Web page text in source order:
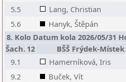
5.5
Lang, Christian
5.6
Hanyk, Štěpán
8. Kolo Datum kola 2026/05/31
Šach. 12 BŠŠ Frýdek-Místek
9.1
Hamerníková, Iris
9.2
Buček, Vít